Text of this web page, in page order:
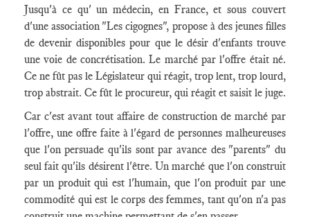
Jusqu'à ce qu' un médecin, en France, et sous couvert
d'une association "Les cigognes", propose à des jeunes filles
de devenir disponibles pour que le désir d'enfants trouve
une voie de concrétisation. Le marché par l'offre était né.
Ce ne fût pas le Législateur qui réagit, trop lent, trop lourd,
trop abstrait. Ce fût le procureur, qui réagit et saisit le juge.
Car c'est avant tout affaire de construction de marché par
l'offre, une offre faite à l'égard de personnes malheureuses
que l'on persuade qu'ils sont par avance des "parents" du
seul fait qu'ils désirent l'être. Un marché que l'on construit
par un produit qui est l'humain, que l'on produit par une
commodité qui est le corps des femmes, tant qu'on n'a pas